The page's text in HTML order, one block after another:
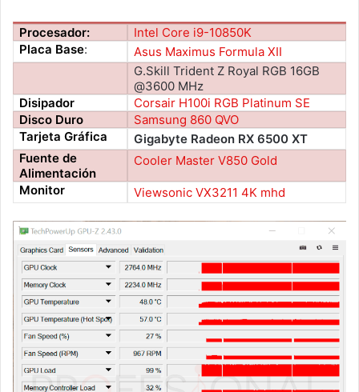
Procesador:
Intel Core i9-10850K
Placa Base:
Asus Maximus Formula XII
G.Skill Trident Z Royal RGB 16GB
@3600 MHz
Disipador
Corsair H100i RGB Platinum SE
Disco Duro
Samsung 860 QVO
Tarjeta Gráfica
Gigabyte Radeon RX 6500 XT
Fuente de
Alimentación
Cooler Master V850 Gold
Monitor
Viewsonic VX3211 4K mhd